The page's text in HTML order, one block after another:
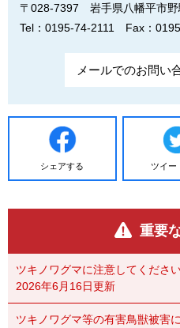
〒028-7397
岩手県八幡平市
Tel：0195-74-2111
Fax：
メールでのお問い
シェアする ツイー
重要
ツキノワグマに注意してくださ
2026年6月16日更新
ツキノワグマ等の有害鳥獣被害